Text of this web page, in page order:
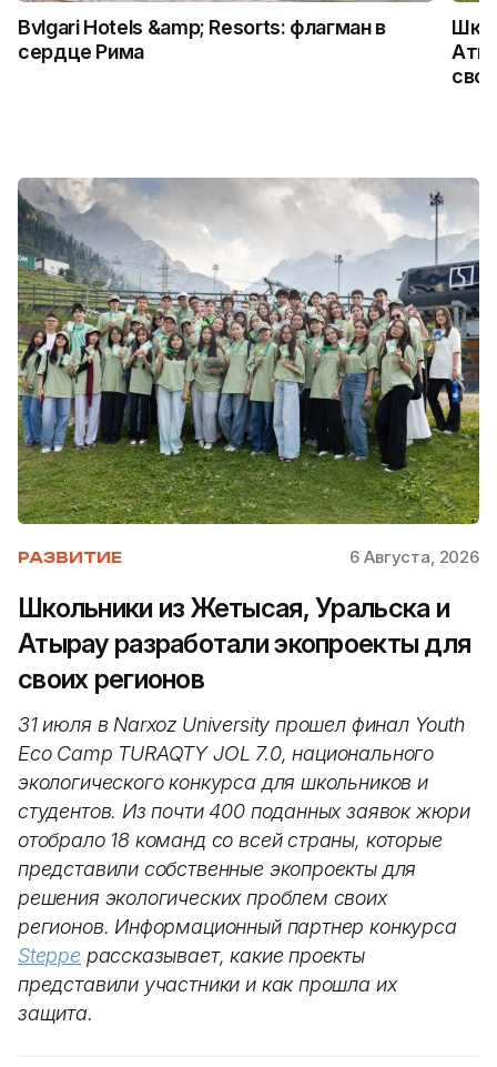
Bvlgari Hotels &amp; Resorts: флагман в
сердце Рима
РАЗВИТИЕ 6 Августа, 2026
Школьники из Жетысая, Уральска и
Атырау разработали экопроекты для
своих регионов
31 июля в Narxoz University прошел финал Youth
Eco Camp TURAQTY JOL 7.0, национального
экологического конкурса для школьников и
студентов. Из почти 400 поданных заявок жюри
отобрало 18 команд со всей страны, которые
представили собственные экопроекты для
решения экологических проблем своих
регионов. Информационный партнер конкурса
Steppe рассказывает, какие проекты
представили участники и как прошла их
защита.